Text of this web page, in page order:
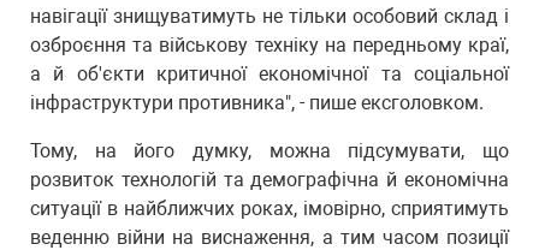
навігації знищуватимуть не тільки особовий склад і
озброєння та військову техніку на передньому краї,
а й об'єкти критичної економічної та соціальної
інфраструктури противника", - пише ексголовком.
Тому, на його думку, можна підсумувати, що
розвиток технологій та демографічна й економічна
ситуації в найближчих роках, імовірно, сприятимуть
веденню війни на виснаження, а тим часом позиції